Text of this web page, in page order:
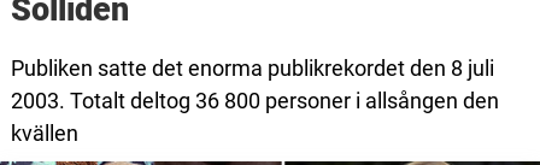
Solliden
Publiken satte det enorma publikrekordet den 8 juli
2003. Totalt deltog 36 800 personer i allsången den
kvällen